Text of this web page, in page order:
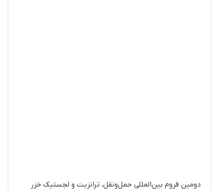
دومین فروم بین‌المللی حمل‌ونقل، ترانزیت و لجستیک خزر